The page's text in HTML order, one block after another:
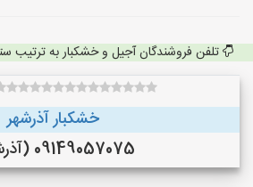
تلفن فروشندگان آجیل و خشکبار به ترتیب
خشکبار آذرشهر
09149057075 (آذرشهر)